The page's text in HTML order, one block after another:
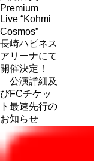
Premium
Live “Kohmi
Cosmos”
長崎ハピネス
アリーナにて
開催決定！
公演詳細及
びFCチケッ
ト最速先行の
お知らせ